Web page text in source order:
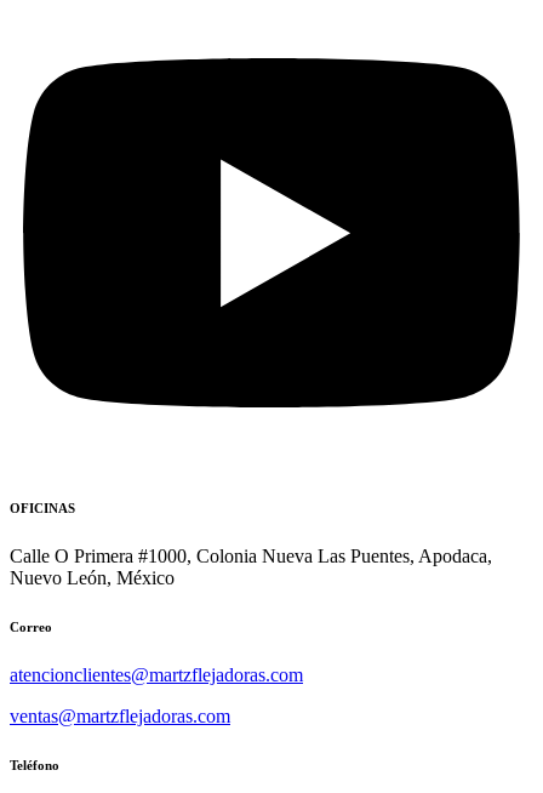
OFICINAS
Calle O Primera #1000, Colonia Nueva Las Puentes, Apodaca,
Nuevo León, México
Correo
atencionclientes@martzflejadoras.com
ventas@martzflejadoras.com
Teléfono